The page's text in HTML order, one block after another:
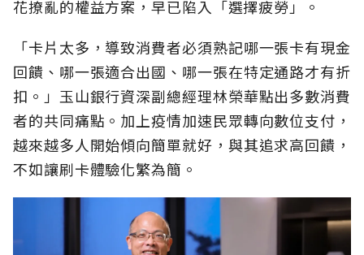
花撩亂的權益方案，早已陷入「選擇疲勞」。
「卡片太多，導致消費者必須熟記哪一張卡有現金
回饋、哪一張適合出國、哪一張在特定通路才有折
扣。」玉山銀行資深副總經理林榮華點出多數消費
者的共同痛點。加上疫情加速民眾轉向數位支付，
越來越多人開始傾向簡單就好，與其追求高回饋，
不如讓刷卡體驗化繁為簡。